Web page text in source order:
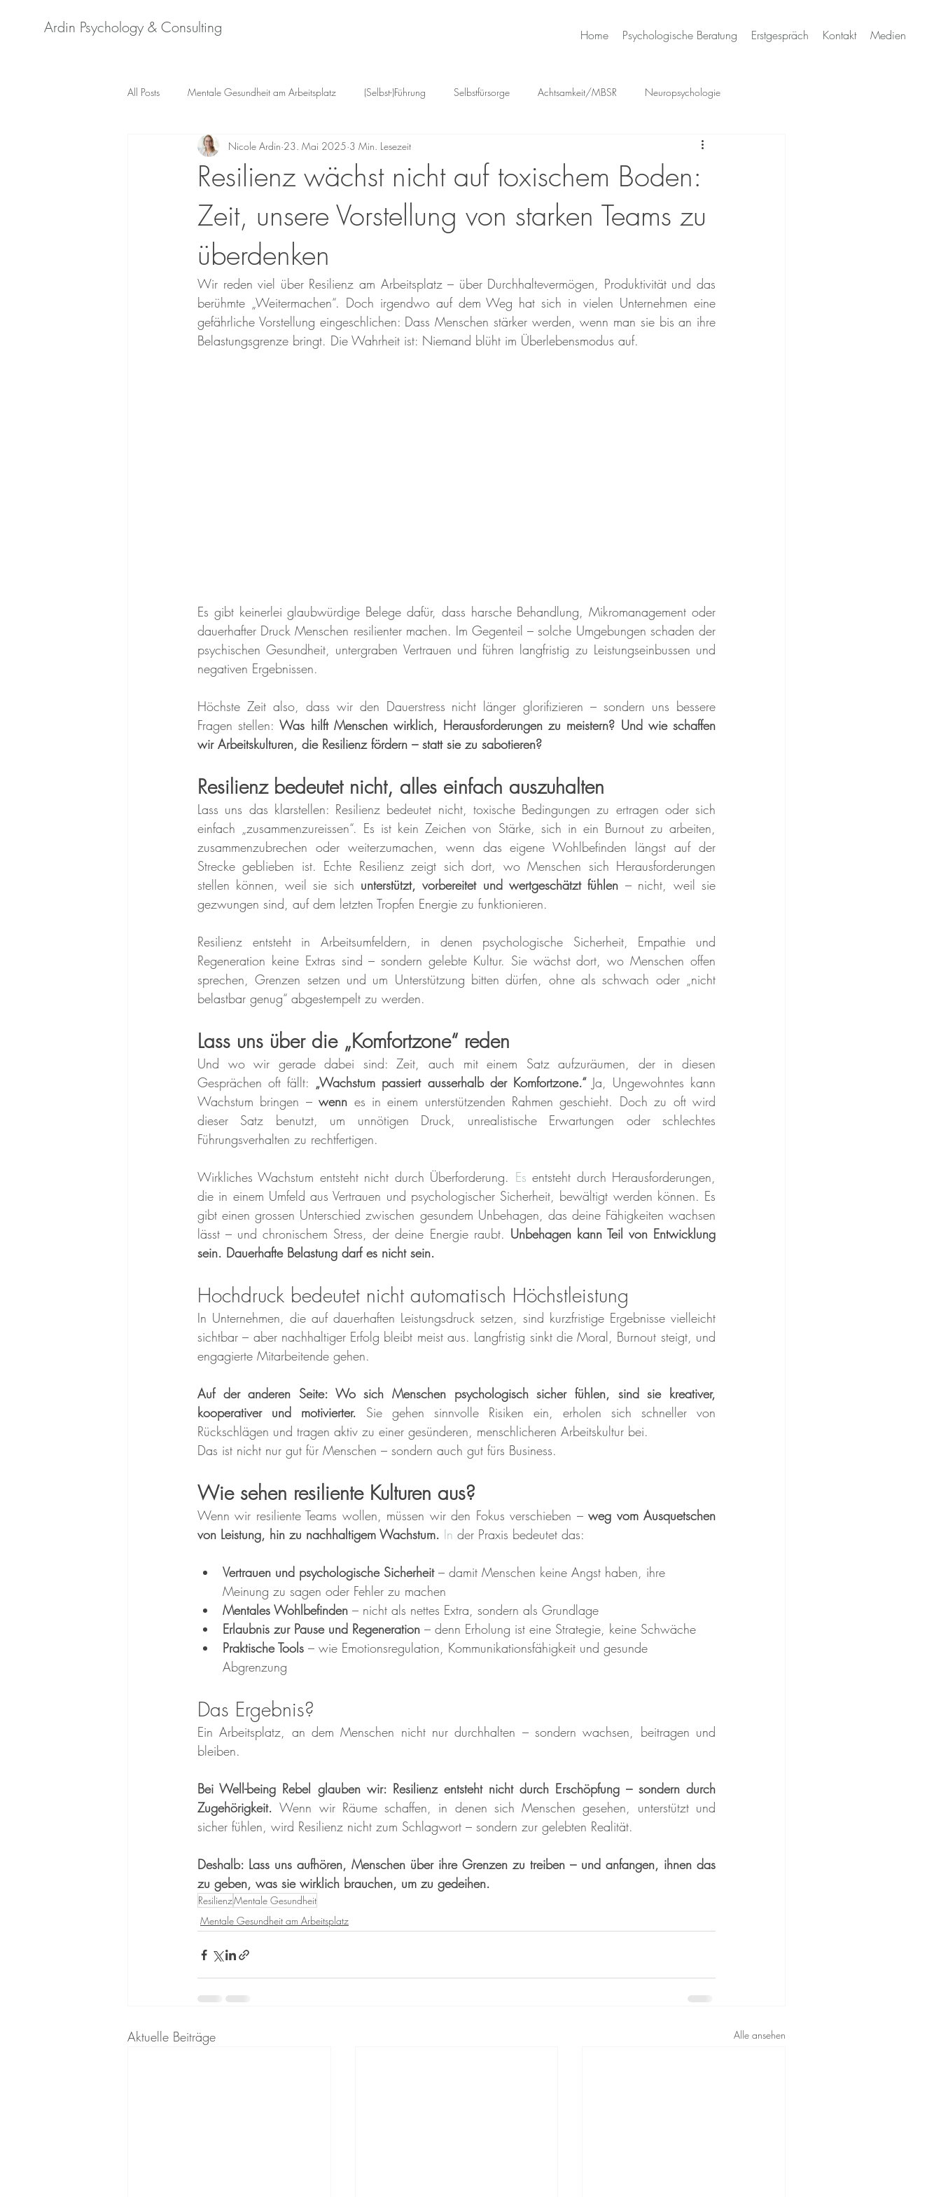
Ardin Psychology & Consulting Home Psychologische Beratung Erstgespräch Kontakt Medien
All Posts Mentale Gesundheit am Arbeitsplatz (Selbst-)Führung Selbstfürsorge Achtsamkeit/MBSR Neuropsychologie
Individualpsychologie Gefühle & Emotionen Psychologie trifft Intuition Hochsensitivität & Neurodivergenz
New Work Beziehungen Psychische Gesundheit Schweiz
Psychische Gesundheit und Stigma Stressmanagement
Resilienz wächst nicht auf toxischem Boden:
Zeit, unsere Vorstellung von starken Teams zu
überdenken
Nicole Ardin 23. Mai 2025 3 Min. Lesezeit
Wir reden viel über Resilienz am Arbeitsplatz – über Durchhaltevermögen, Produktivität und das
berühmte „Weitermachen“. Doch irgendwo auf dem Weg hat sich in vielen Unternehmen eine
gefährliche Vorstellung eingeschlichen: Dass Menschen stärker werden, wenn man sie bis an ihre
Belastungsgrenze bringt. Die Wahrheit ist: Niemand blüht im Überlebensmodus auf.
Es gibt keinerlei glaubwürdige Belege dafür, dass harsche Behandlung, Mikromanagement oder
dauerhafter Druck Menschen resilienter machen. Im Gegenteil – solche Umgebungen schaden der
psychischen Gesundheit, untergraben Vertrauen und führen langfristig zu Leistungseinbussen und
negativen Ergebnissen.
Höchste Zeit also, dass wir den Dauerstress nicht länger glorifizieren – sondern uns bessere
Fragen stellen: Was hilft Menschen wirklich, Herausforderungen zu meistern? Und wie schaffen
wir Arbeitskulturen, die Resilienz fördern – statt sie zu sabotieren?
Resilienz bedeutet nicht, alles einfach auszuhalten
Lass uns das klarstellen: Resilienz bedeutet nicht, toxische Bedingungen zu ertragen oder sich
einfach „zusammenzureissen“. Es ist kein Zeichen von Stärke, sich in ein Burnout zu arbeiten,
zusammenzubrechen oder weiterzumachen, wenn das eigene Wohlbefinden längst auf der
Strecke geblieben ist. Echte Resilienz zeigt sich dort, wo Menschen sich Herausforderungen
stellen können, weil sie sich unterstützt, vorbereitet und wertgeschätzt fühlen – nicht, weil sie
gezwungen sind, auf dem letzten Tropfen Energie zu funktionieren.
Resilienz entsteht in Arbeitsumfeldern, in denen psychologische Sicherheit, Empathie und
Regeneration keine Extras sind – sondern gelebte Kultur. Sie wächst dort, wo Menschen offen
sprechen, Grenzen setzen und um Unterstützung bitten dürfen, ohne als schwach oder „nicht
belastbar genug“ abgestempelt zu werden.
Lass uns über die „Komfortzone“ reden
Und wo wir gerade dabei sind: Zeit, auch mit einem Satz aufzuräumen, der in diesen
Gesprächen oft fällt: „Wachstum passiert ausserhalb der Komfortzone.“ Ja, Ungewohntes kann
Wachstum bringen – wenn es in einem unterstützenden Rahmen geschieht. Doch zu oft wird
dieser Satz benutzt, um unnötigen Druck, unrealistische Erwartungen oder schlechtes
Führungsverhalten zu rechtfertigen.
Wirkliches Wachstum entsteht nicht durch Überforderung. Es entsteht durch Herausforderungen,
die in einem Umfeld aus Vertrauen und psychologischer Sicherheit, bewältigt werden können. Es
gibt einen grossen Unterschied zwischen gesundem Unbehagen, das deine Fähigkeiten wachsen
lässt – und chronischem Stress, der deine Energie raubt. Unbehagen kann Teil von Entwicklung
sein. Dauerhafte Belastung darf es nicht sein.
Hochdruck bedeutet nicht automatisch Höchstleistung
In Unternehmen, die auf dauerhaften Leistungsdruck setzen, sind kurzfristige Ergebnisse vielleicht
sichtbar – aber nachhaltiger Erfolg bleibt meist aus. Langfristig sinkt die Moral, Burnout steigt, und
engagierte Mitarbeitende gehen.
Auf der anderen Seite: Wo sich Menschen psychologisch sicher fühlen, sind sie kreativer,
kooperativer und motivierter. Sie gehen sinnvolle Risiken ein, erholen sich schneller von
Rückschlägen und tragen aktiv zu einer gesünderen, menschlicheren Arbeitskultur bei.
Das ist nicht nur gut für Menschen – sondern auch gut fürs Business.
Wie sehen resiliente Kulturen aus?
Wenn wir resiliente Teams wollen, müssen wir den Fokus verschieben – weg vom Ausquetschen
von Leistung, hin zu nachhaltigem Wachstum. In der Praxis bedeutet das:
Vertrauen und psychologische Sicherheit – damit Menschen keine Angst haben, ihre
Meinung zu sagen oder Fehler zu machen
Mentales Wohlbefinden – nicht als nettes Extra, sondern als Grundlage
Erlaubnis zur Pause und Regeneration – denn Erholung ist eine Strategie, keine Schwäche
Praktische Tools – wie Emotionsregulation, Kommunikationsfähigkeit und gesunde
Abgrenzung
Das Ergebnis?
Ein Arbeitsplatz, an dem Menschen nicht nur durchhalten – sondern wachsen, beitragen und
bleiben.
Bei Well-being Rebel glauben wir: Resilienz entsteht nicht durch Erschöpfung – sondern durch
Zugehörigkeit. Wenn wir Räume schaffen, in denen sich Menschen gesehen, unterstützt und
sicher fühlen, wird Resilienz nicht zum Schlagwort – sondern zur gelebten Realität.
Deshalb: Lass uns aufhören, Menschen über ihre Grenzen zu treiben – und anfangen, ihnen das
zu geben, was sie wirklich brauchen, um zu gedeihen.
ResilienzMentale Gesundheit
Mentale Gesundheit am Arbeitsplatz
Aktuelle Beiträge Alle ansehen